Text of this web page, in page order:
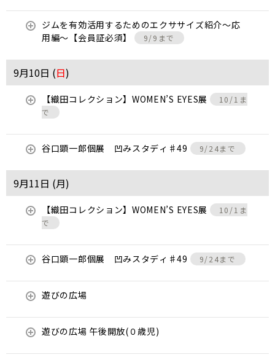
ジムを有効活用するためのエクササイズ紹介〜応
用編〜【会員証必須】
9/9まで
9月10日 (日)
【織田コレクション】WOMEN’S EYES展
10/1ま
で
谷口顕一郎個展 凹みスタディ♯49 9/24まで
9月11日 (月)
【織田コレクション】WOMEN’S EYES展
10/1ま
で
谷口顕一郎個展 凹みスタディ♯49 9/24まで
遊びの広場
遊びの広場 午後開放(０歳児)